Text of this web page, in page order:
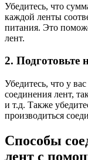
Убедитесь, что
каждой ленты
питания. Это
лент.
2. Подготовьте
Убедитесь, что у
соединения лент,
и т.д. Также
производиться
Способы
лент с